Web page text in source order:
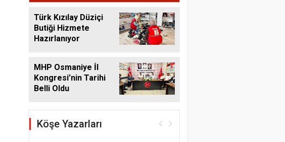
Türk Kızılay Düziçi
Butiği Hizmete
Hazırlanıyor
MHP Osmaniye İl
Kongresi’nin Tarihi
Belli Oldu
Köşe Yazarları